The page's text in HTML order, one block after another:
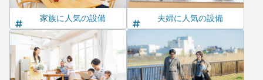
家族に人気の設備 夫婦に人気の設備